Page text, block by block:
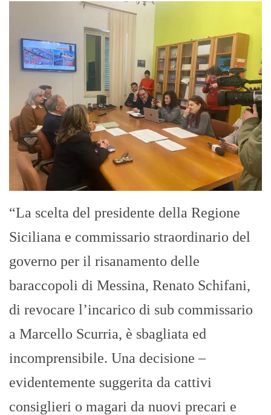
“La scelta del presidente della Regione
Siciliana e commissario straordinario del
governo per il risanamento delle
baraccopoli di Messina, Renato Schifani,
di revocare l’incarico di sub commissario
a Marcello Scurria, è sbagliata ed
incomprensibile. Una decisione –
evidentemente suggerita da cattivi
consiglieri o magari da nuovi precari e